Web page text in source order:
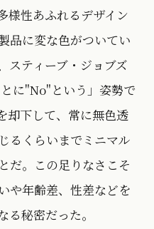
様性あふれるデザイン
品に変な色がついてい
スティーブ・ジョブズ
に"No"という」姿勢で
却下して、常に無色透
るくらいまでミニマル
だ。この足りなさこそ
や年齢差、性差などを
秘密だった。